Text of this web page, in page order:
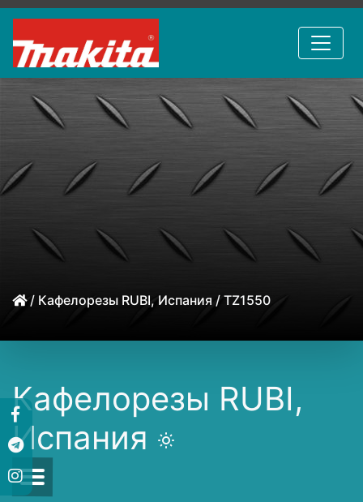
/ Кафелорезы RUBI, Испания / TZ1550
Кафелорезы RUBI,
Испания